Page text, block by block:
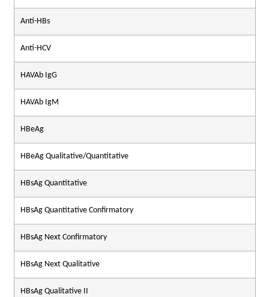
Anti-HBs
Anti-HCV
HAVAb IgG
HAVAb IgM
HBeAg
HBeAg Qualitative/Quantitative
HBsAg Quantitative
HBsAg Quantitative Confirmatory
HBsAg Next Confirmatory
HBsAg Next Qualitative
HBsAg Qualitative II